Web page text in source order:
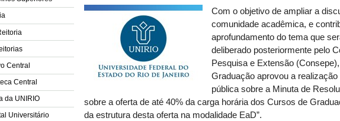
Central
Central
da UNIRIO
Universitário
Com o objetivo de ampliar a
comunidade acadêmica, e
aprofundamento do tema que
deliberado posteriormente pelo
Pesquisa e Extensão
Graduação aprovou a
pública sobre a Minuta de
sobre a oferta de até 40% da carga horária dos Cursos de
da estrutura desta oferta na modalidade EaD”.